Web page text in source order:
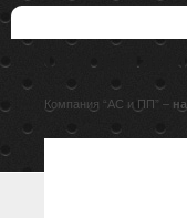
О компании
Компания “АС и ПП” –